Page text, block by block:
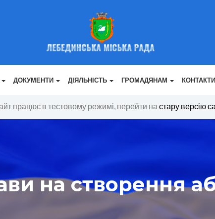
ДОКУМЕНТИ ДІЯЛЬНІСТЬ ГРОМАДЯНАМ КОНТАКТИ
працює в тестовому режимі, перейти на стару версію
на створення